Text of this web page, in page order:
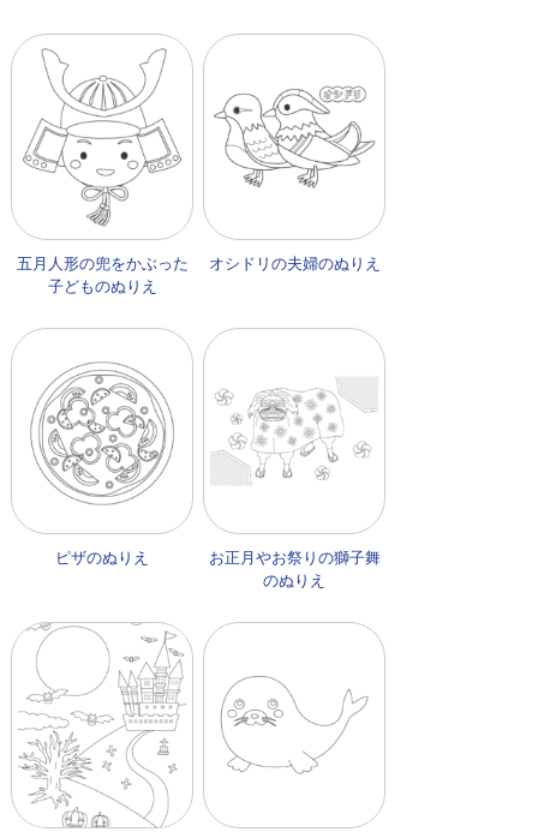
五月人形の兜をかぶった
子どものぬりえ
オシドリの夫婦のぬりえ
ピザのぬりえ
お正月やお祭りの獅子舞
のぬりえ